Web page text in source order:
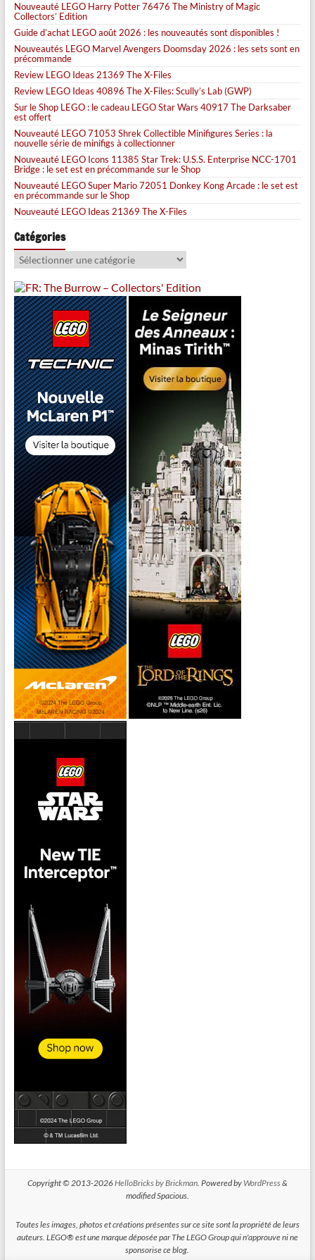
Nouveauté LEGO Harry Potter 76476 The Ministry of Magic
Collectors’ Edition
Guide d’achat LEGO août 2026 : les nouveautés sont disponibles !
Nouveautés LEGO Marvel Avengers Doomsday 2026 : les sets sont en
précommande
Review LEGO Ideas 21369 The X-Files
Review LEGO Ideas 40896 The X-Files: Scully’s Lab (GWP)
Sur le Shop LEGO : le cadeau LEGO Star Wars 40917 The Darksaber
est offert
Nouveauté LEGO 71053 Shrek Collectible Minifigures Series : la
nouvelle série de minifigs à collectionner
Nouveauté LEGO Icons 11385 Star Trek: U.S.S. Enterprise NCC-1701
Bridge : le set est en précommande sur le Shop
Nouveauté LEGO Super Mario 72051 Donkey Kong Arcade : le set est
en précommande sur le Shop
Nouveauté LEGO Ideas 21369 The X-Files
Catégories
Catégories
Copyright © 2013-2026HelloBricks by Brickman. Powered by WordPress&
modified Spacious.
Toutes les images, photos et créations présentes sur ce site sont la propriété de leurs
auteurs. LEGO® est une marque déposée par The LEGO Group qui n'approuve ni ne
sponsorise ce blog.